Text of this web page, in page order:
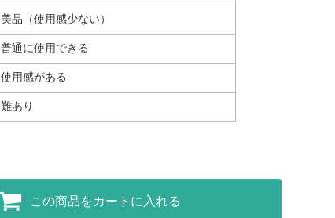
美品（使用感少ない）
普通に使用できる
使用感がある
難あり
この商品をカートに入れる